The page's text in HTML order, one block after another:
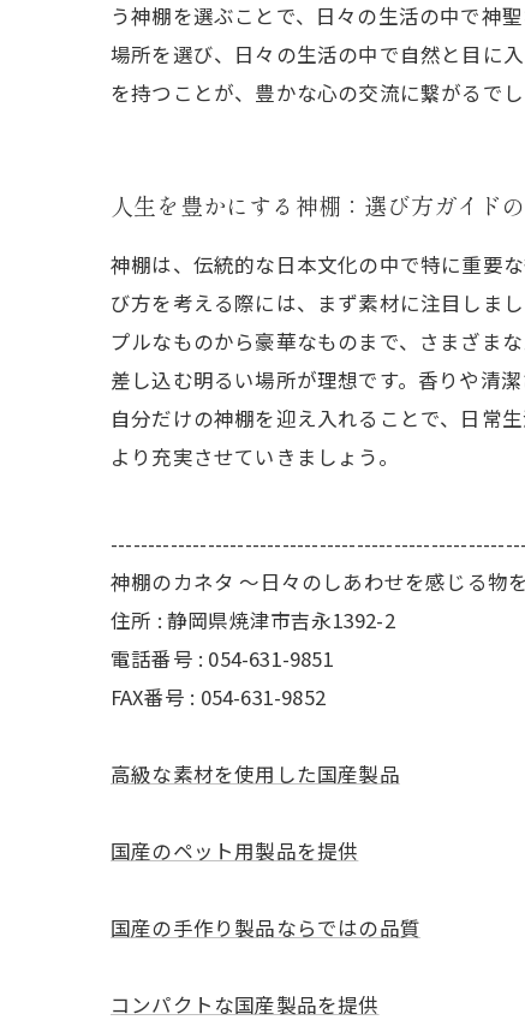
う神棚を選ぶことで、日々の生活の中で神
場所を選び、日々の生活の中で自然と目に
を持つことが、豊かな心の交流に繋がるでし
人生を豊かにする神棚：選び方ガイド
神棚は、伝統的な日本文化の中で特に重要
び方を考える際には、まず素材に注目しま
プルなものから豪華なものまで、さまざま
差し込む明るい場所が理想です。香りや清
自分だけの神棚を迎え入れることで、日常
より充実させていきましょう。
神棚のカネタ ～日々のしあわせを感じる物
住所 : 静岡県焼津市吉永1392-2
電話番号 : 054-631-9851
FAX番号 : 054-631-9852
高級な素材を使用した国産製品
国産のペット用製品を提供
国産の手作り製品ならではの品質
コンパクトな国産製品を提供